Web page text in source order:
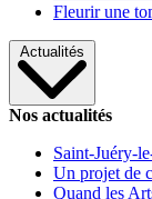
Fleurir une
Actualités
Nos actualités
Saint-Juéry-
Un projet de
Quand les